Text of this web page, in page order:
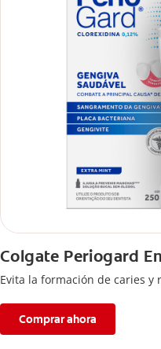
Colgate Periogard
Evita la formación de caries
Comprar ahora